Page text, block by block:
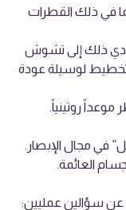
في ذلك القطرات
ذلك إلى تشوش
لوسيلة عودة
روتينياً.
في مجال الإبصار.
العائمة.
عن سؤالين عمليين: